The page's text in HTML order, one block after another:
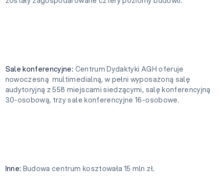
Sale konferencyjne: Centrum Dydaktyki AGH oferuje
nowoczesną multimedialną, w pełni wyposażoną salę
audytoryjną z 558 miejscami siedzącymi, salę konferencyjną
30-osobową, trzy sale konferencyjne 16-osobowe.
Inne: Budowa centrum kosztowała 15 mln zł.